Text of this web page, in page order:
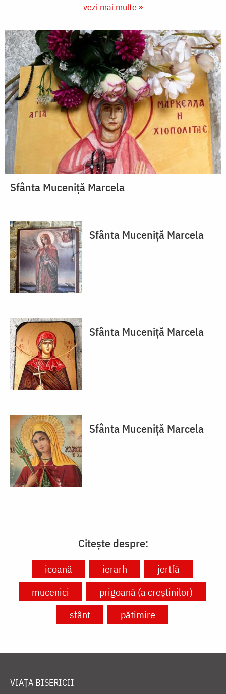
vezi mai multe »
Sfânta Muceniță Marcela
Sfânta Muceniță Marcela
Sfânta Muceniță Marcela
Sfânta Muceniță Marcela
Citește despre:
icoană ierarh
jertfă
mucenici
prigoană (a creștinilor)
sfânt
pătimire
VIAȚA BISERICII